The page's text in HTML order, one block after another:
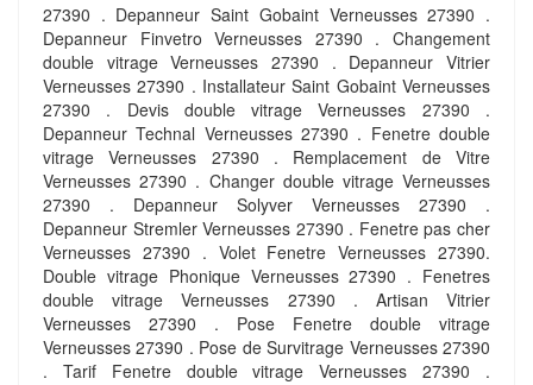
27390 . Depanneur Saint Gobaint Verneusses 27390 .
Depanneur Finvetro Verneusses 27390 . Changement
double vitrage Verneusses 27390 . Depanneur Vitrier
Verneusses 27390 . Installateur Saint Gobaint Verneusses
27390 . Devis double vitrage Verneusses 27390 .
Depanneur Technal Verneusses 27390 . Fenetre double
vitrage Verneusses 27390 . Remplacement de Vitre
Verneusses 27390 . Changer double vitrage Verneusses
27390 . Depanneur Solyver Verneusses 27390 .
Depanneur Stremler Verneusses 27390 . Fenetre pas cher
Verneusses 27390 . Volet Fenetre Verneusses 27390.
Double vitrage Phonique Verneusses 27390 . Fenetres
double vitrage Verneusses 27390 . Artisan Vitrier
Verneusses 27390 . Pose Fenetre double vitrage
Verneusses 27390 . Pose de Survitrage Verneusses 27390
. Tarif Fenetre double vitrage Verneusses 27390 .